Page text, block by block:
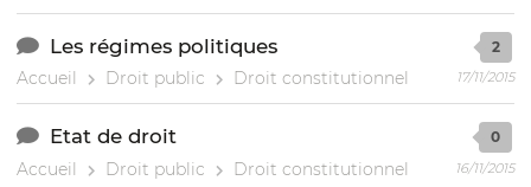
Les régimes politiques
Accueil Droit public Droit constitutionnel
2
17/11/2015
Etat de droit
Accueil Droit public Droit constitutionnel
0
16/11/2015